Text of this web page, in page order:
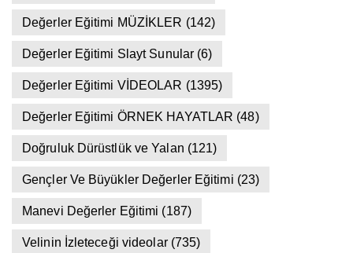
Değerler Eğitimi MÜZİKLER (142)
Değerler Eğitimi Slayt Sunular (6)
Değerler Eğitimi VİDEOLAR (1395)
Değerler Eğitimi ÖRNEK HAYATLAR (48)
Doğruluk Dürüstlük ve Yalan (121)
Gençler Ve Büyükler Değerler Eğitimi (23)
Manevi Değerler Eğitimi (187)
Velinin İzleteceği videolar(735)